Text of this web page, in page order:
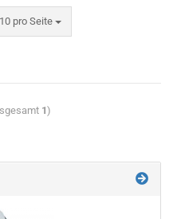
10 pro Seite
1)